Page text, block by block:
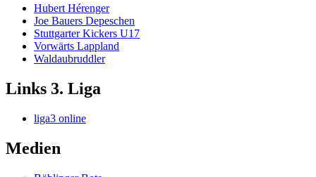
Hubert Hérenger
Joe Bauers Depeschen
Stuttgarter Kickers U17
Vorwärts Lappland
Waldaubruddler
Links 3. Liga
liga3 online
Medien